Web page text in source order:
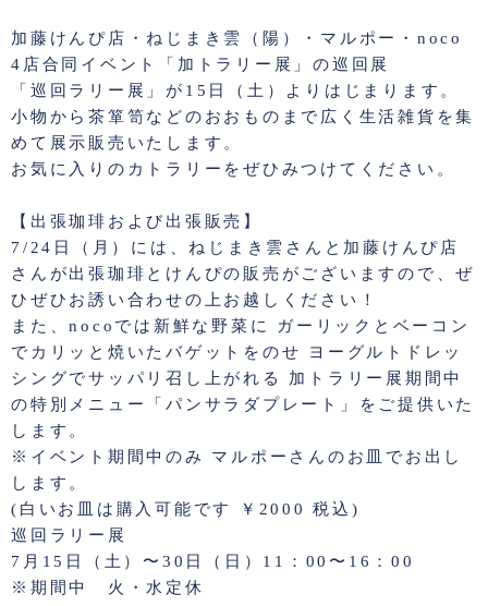
加藤けんぴ店・ねじまき雲（陽）・マルポー・noco
4店合同イベント「加トラリー展」の巡回展
「巡回ラリー展」が15日（土）よりはじまります。
小物から茶箪笥などのおおものまで広く生活雑貨を集
めて展示販売いたします。
お気に入りのカトラリーをぜひみつけてください。
【出張珈琲および出張販売】
7/24日（月）には、ねじまき雲さんと加藤けんぴ店
さんが出張珈琲とけんぴの販売がございますので、ぜ
ひぜひお誘い合わせの上お越しください！
また、nocoでは新鮮な野菜に ガーリックとベーコン
でカリッと焼いたバゲットをのせ ヨーグルトドレッ
シングでサッパリ召し上がれる 加トラリー展期間中
の特別メニュー「パンサラダプレート」をご提供いた
します。
※イベント期間中のみ マルポーさんのお皿でお出し
します。
(白いお皿は購入可能です ￥2000 税込)
巡回ラリー展
7月15日（土）〜30日（日）11：00〜16：00
※期間中 火・水定休